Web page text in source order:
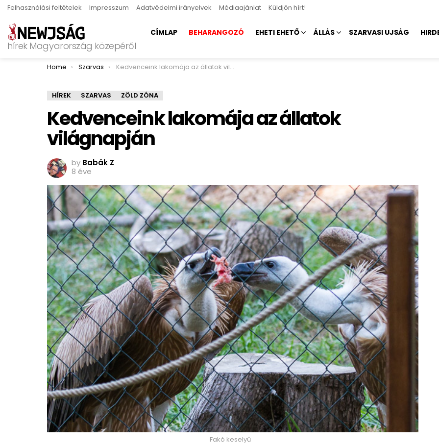
Felhasználási feltételek Impresszum Adatvédelmi irányelvek Médiaajánlat Küldjön hírt!
hírek Magyarország közepéről
CÍMLAP BEHARANGOZÓ EHETI EHETŐ ÁLLÁS SZARVASI UJSÁG
You are here:
Home Szarvas Kedvenceink lakomája az állatok világnapján
HÍREK SZARVAS ZÖLD ZÓNA
Kedvenceink lakomája az állatok
világnapján
by Babák Z
8 éve
Fakó keselyű